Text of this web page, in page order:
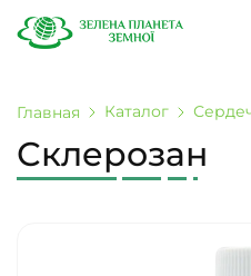
Главная Каталог
Склерозан